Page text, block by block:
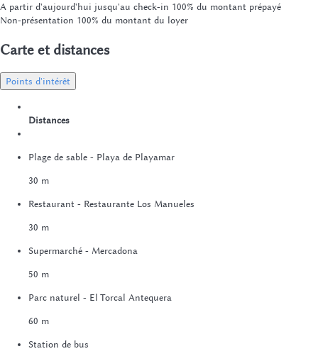
A partir d'aujourd'hui jusqu'au check-in 100% du montant prépayé
Non-présentation 100% du montant du loyer
Carte et distances
Points d'intérêt
Distances
Plage de sable - Playa de Playamar
30 m
Restaurant - Restaurante Los Manueles
30 m
Supermarché - Mercadona
50 m
Parc naturel - El Torcal Antequera
60 m
Station de bus